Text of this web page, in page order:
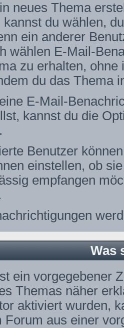
neues Thema
kannst du wählen,
ein anderer
wählen E-Mail-
zu erhalten,
du das Thema
E-Mail-
kannst du die
Benutzer
einstellen, ob
empfangen
Was
ein vorgegebener
Themas näher
aktiviert wurden,
Forum aus einer